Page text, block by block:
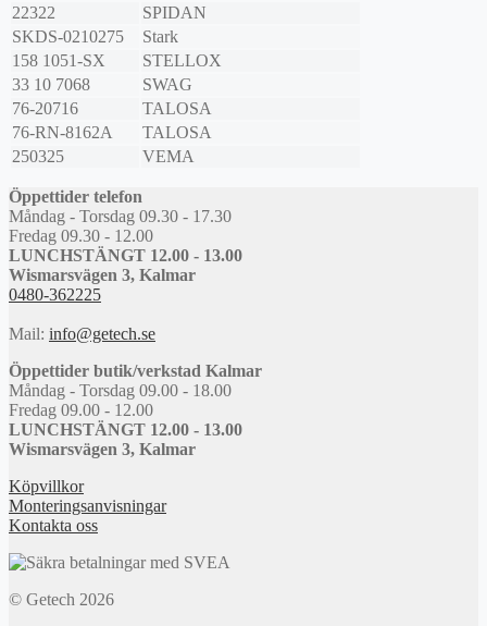
22322
SPIDAN
SKDS-0210275
Stark
158 1051-SX
STELLOX
33 10 7068
SWAG
76-20716
TALOSA
76-RN-8162A
TALOSA
250325
VEMA
Öppettider telefon
Måndag - Torsdag 09.30 - 17.30
Fredag 09.30 - 12.00
LUNCHSTÄNGT 12.00 - 13.00
Wismarsvägen 3, Kalmar
0480-362225
Mail: info@getech.se
Öppettider butik/verkstad Kalmar
Måndag - Torsdag 09.00 - 18.00
Fredag 09.00 - 12.00
LUNCHSTÄNGT 12.00 - 13.00
Wismarsvägen 3, Kalmar
Köpvillkor
Monteringsanvisningar
Kontakta oss
© Getech 2026